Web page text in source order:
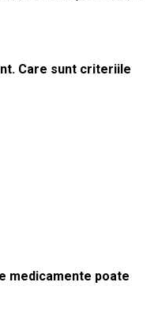
Care sunt criteriile
medicamente poate